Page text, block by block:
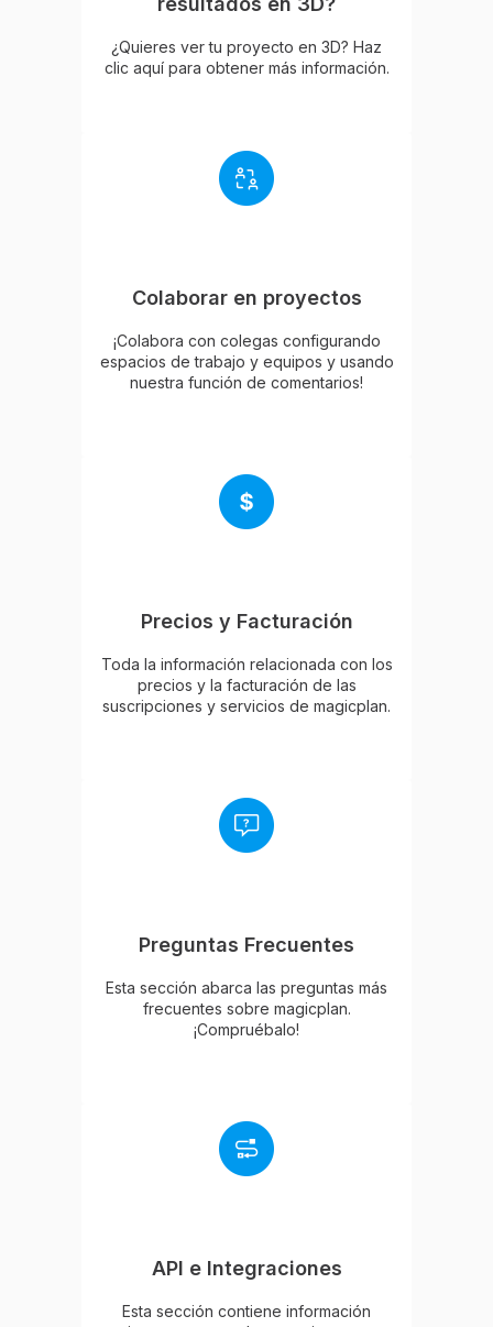
¿Quieres ver tu proyecto en 3D? Haz
clic aquí para obtener más información.
Colaborar en proyectos
¡Colabora con colegas configurando
espacios de trabajo y equipos y usando
nuestra función de comentarios!
Precios y Facturación
Toda la información relacionada con los
precios y la facturación de las
suscripciones y servicios de magicplan.
Preguntas Frecuentes
Esta sección abarca las preguntas más
frecuentes sobre magicplan.
¡Compruébalo!
API e Integraciones
Esta sección contiene información